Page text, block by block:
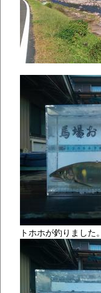
トホホが釣りました。